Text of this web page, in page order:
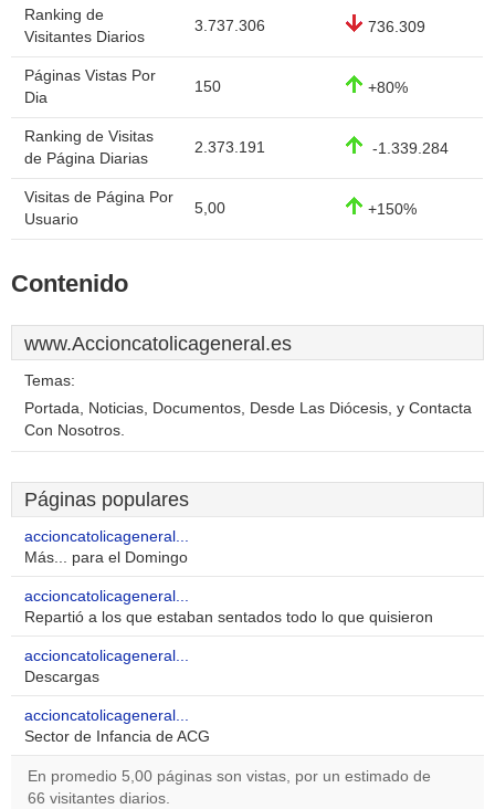
Ranking de
Visitantes Diarios
3.737.306 736.309
Páginas Vistas Por
Dia
150 +80%
Ranking de Visitas
de Página Diarias
2.373.191 -1.339.284
Visitas de Página Por
Usuario
5,00 +150%
Contenido
www.Accioncatolicageneral.es
Temas:
Portada, Noticias, Documentos, Desde Las Diócesis, y Contacta
Con Nosotros.
Páginas populares
accioncatolicageneral...
Más... para el Domingo
accioncatolicageneral...
Repartió a los que estaban sentados todo lo que quisieron
accioncatolicageneral...
Descargas
accioncatolicageneral...
Sector de Infancia de ACG
En promedio 5,00 páginas son vistas, por un estimado de
66 visitantes diarios.